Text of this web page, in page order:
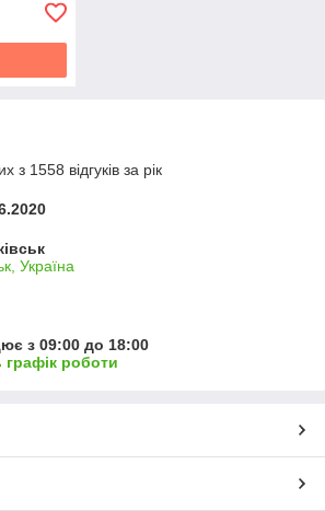
з 1558 відгуків за рік
Україна
з 09:00 до 18:00
графік роботи